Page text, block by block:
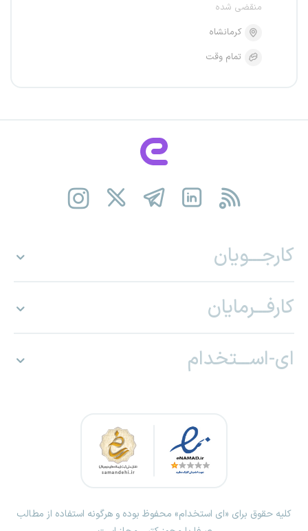
منقضی شده
کرمانشاه
تمام وقت
کارجـــویان
کارفـــرمایان
ای-اســـتخدام
کلیه حقوق برای «ای استخدام» محفوظ بوده و هرگونه استفاده از مطالب